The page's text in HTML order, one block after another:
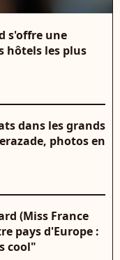
s'offre une
hôtels les plus
dans les grands
photos en
(Miss France
pays d'Europe :
cool"